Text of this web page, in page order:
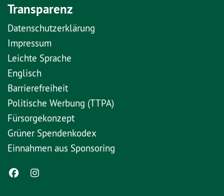
Transparenz
Datenschutzerklärung
Impressum
Leichte Sprache
Englisch
Barrierefreiheit
Politische Werbung (TTPA)
Fürsorgekonzept
Grüner Spendenkodex
Einnahmen aus Sponsoring